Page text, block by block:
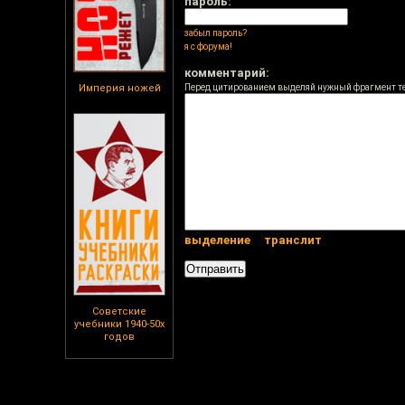
Империя ножей
Советские
учебники 1940-50х
годов
забыл пароль?
я с форума!
комментарий:
Перед цитированием выделяй нужный фрагмент
выделение транслит